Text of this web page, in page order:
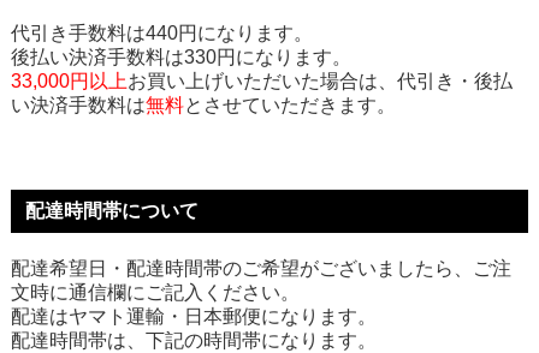
代引き手数料は440円になります。
後払い決済手数料は330円になります。
33,000円以上お買い上げいただいた場合は、代引き・後払
い決済手数料は無料とさせていただきます。
配達時間帯について
配達希望日・配達時間帯のご希望がございましたら、ご注
文時に通信欄にご記入ください。
配達はヤマト運輸・日本郵便になります。
配達時間帯は、下記の時間帯になります。